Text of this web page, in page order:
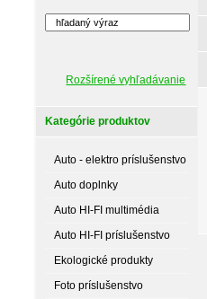
Rozšírené vyhľadávanie
Kategórie produktov
Auto - elektro príslušenstvo
Auto doplnky
Auto HI-FI multimédia
Auto HI-FI príslušenstvo
Ekologické produkty
Foto príslušenstvo